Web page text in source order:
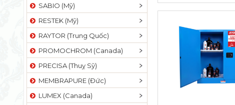
SABIO (Mỹ)
RESTEK (Mỹ)
RAYTOR (Trung Quốc)
PROMOCHROM (Canada)
PRECISA (Thuỵ Sỹ)
MEMBRAPURE (Đức)
LUMEX (Canada)